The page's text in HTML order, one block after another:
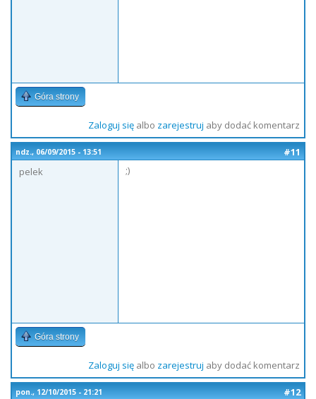
Góra strony
Zaloguj sięalbo zarejestruj aby dodać komentarz
ndz., 06/09/2015 - 13:51
#11
pelek
;)
Góra strony
Zaloguj sięalbo zarejestruj aby dodać komentarz
pon., 12/10/2015 - 21:21
#12